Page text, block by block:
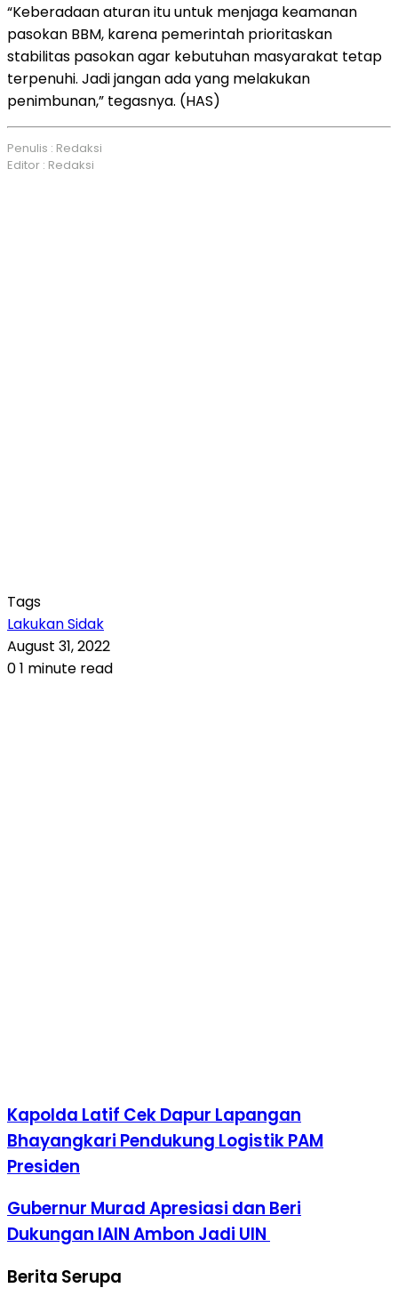
“Keberadaan aturan itu untuk menjaga keamanan
pasokan BBM, karena pemerintah prioritaskan
stabilitas pasokan agar kebutuhan masyarakat tetap
terpenuhi. Jadi jangan ada yang melakukan
penimbunan,” tegasnya. (HAS)
Penulis : Redaksi
Editor : Redaksi
Tags
Lakukan Sidak
August 31, 2022
01 minute read
Kapolda Latif Cek Dapur Lapangan
Bhayangkari Pendukung Logistik PAM
Presiden
Gubernur Murad Apresiasi dan Beri
Dukungan IAIN Ambon Jadi UIN
Berita Serupa